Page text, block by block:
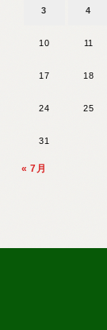
3 4
10 11
17 18
24 25
31
« 7月